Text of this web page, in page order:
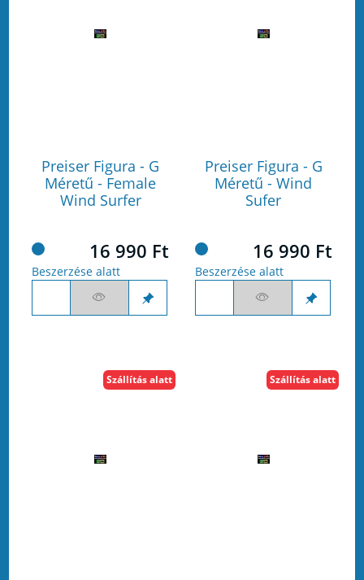
Preiser Figura - G
Méretű - Female
Wind Surfer
16 990 Ft
Beszerzése alatt
Preiser Figura - G
Méretű - Wind
Sufer
16 990 Ft
Beszerzése alatt
Szállítás alatt Szállítás alatt